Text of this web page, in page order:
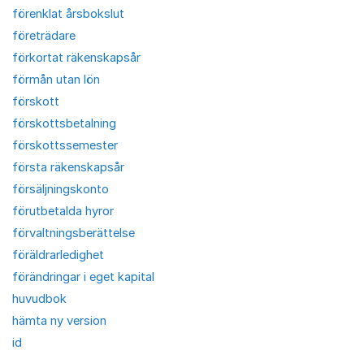
förenklat årsbokslut
företrädare
förkortat räkenskapsår
förmån utan lön
förskott
förskottsbetalning
förskottssemester
första räkenskapsår
försäljningskonto
förutbetalda hyror
förvaltningsberättelse
föräldrarledighet
förändringar i eget kapital
huvudbok
hämta ny version
id